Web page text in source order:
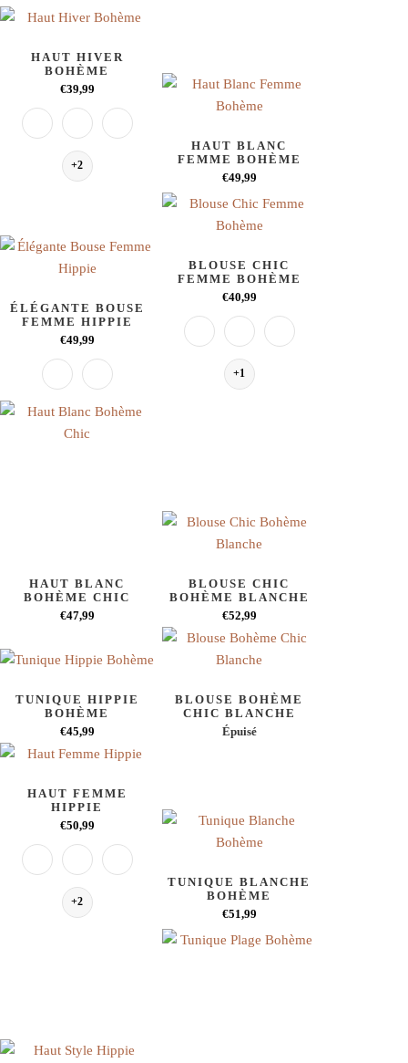
HAUT HIVER
BOHÈME
€39,99
+2
HAUT BLANC
FEMME BOHÈME
€49,99
ÉLÉGANTE BOUSE
FEMME HIPPIE
€49,99
BLOUSE CHIC
FEMME BOHÈME
€40,99
+1
HAUT BLANC
BOHÈME CHIC
€47,99
BLOUSE CHIC
BOHÈME BLANCHE
€52,99
TUNIQUE HIPPIE
BOHÈME
€45,99
BLOUSE BOHÈME
CHIC BLANCHE
Épuisé
HAUT FEMME
HIPPIE
€50,99
+2
TUNIQUE BLANCHE
BOHÈME
€51,99